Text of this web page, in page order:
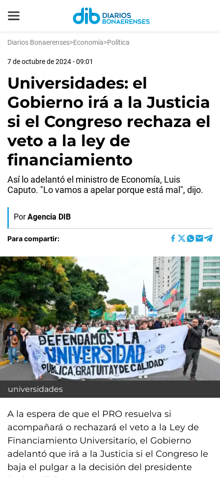
Diarios Bonaerenses>Economía>Política
7 de octubre de 2024 - 09:01
Universidades: el
Gobierno irá a la Justicia
si el Congreso rechaza el
veto a la ley de
financiamiento
Así lo adelantó el ministro de Economía, Luis
Caputo. "Lo vamos a apelar porque está mal", dijo.
Por Agencia DIB
Para compartir:
universidades
A la espera de que el PRO resuelva si
acompañará o rechazará el veto a la Ley de
Financiamiento Universitario, el Gobierno
adelantó que irá a la Justicia si el Congreso le
baja el pulgar a la decisión del presidente